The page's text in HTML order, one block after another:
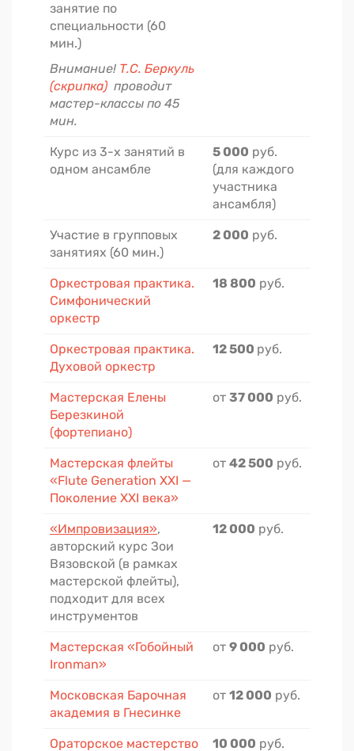
занятие по
специальности (60
мин.)
Внимание! Т.С. Беркуль
(скрипка) проводит
мастер-классы по 45
мин.
Курс из 3-х занятий в
одном ансамбле
5 000 руб.
(для каждого
участника
ансамбля)
Участие в групповых
занятиях (60 мин.)
2 000 руб.
Оркестровая практика.
Симфонический
оркестр
18 800 руб.
Оркестровая практика.
Духовой оркестр
12 500 руб.
Мастерская Елены
Березкиной
(фортепиано)
от 37 000 руб.
Мастерская флейты
«Flute Generation XXI —
Поколение XXI века»
от 42 500 руб.
«Импровизация»,
авторский курс Зои
Вязовской (в рамках
мастерской флейты),
подходит для всех
инструментов
12 000 руб.
Мастерская «Гобойный
Ironman»
от 9 000 руб.
Московская Барочная
академия в Гнесинке
от 12 000 руб.
Ораторское мастерство 10 000 руб.